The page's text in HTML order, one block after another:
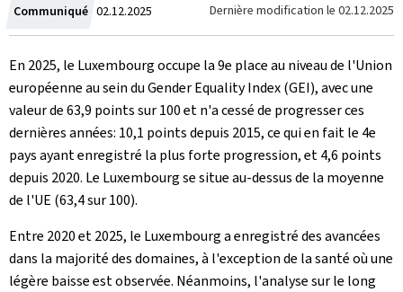
Communiqué Crée
le
02.12.2025 Dernière modification le 02.12.2025
En 2025, le Luxembourg occupe la 9e place au niveau de l'Union
européenne au sein duGender Equality Index(GEI), avec une
valeur de 63,9 points sur 100 et n'a cessé de progresser ces
dernières années: 10,1 points depuis 2015, ce qui en fait le 4e
pays ayant enregistré la plus forte progression, et 4,6 points
depuis 2020. Le Luxembourg se situe au-dessus de la moyenne
de l'UE (63,4 sur 100).
Entre 2020 et 2025, le Luxembourg a enregistré des avancées
dans la majorité des domaines, à l'exception de la santé où une
légère baisse est observée. Néanmoins, l'analyse sur le long